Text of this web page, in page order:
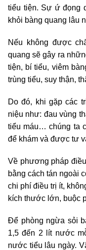
tiểu tiện. Sự ứ đọng
khỏi bàng quang lâu
Nếu không được
quang sẽ gây ra
tiện, bí tiểu, viêm
trùng tiểu, suy thận,
Do đó, khi gặp các
niệu như: đau vùng
tiểu máu… chúng ta
để khám và được tư
Về phương pháp
bằng cách tán ngoài
chi phí điều trị ít,
kích thước lớn, buộc
Để phòng ngừa sỏi
1,5 đến 2 lít nước
nước tiểu lâu ngày.